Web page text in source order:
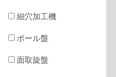
細穴加工機
ボール盤
面取旋盤